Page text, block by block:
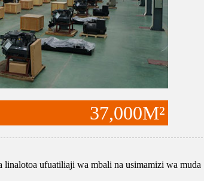
37,000M²
ufuatiliaji wa mbali na usimamizi wa muda